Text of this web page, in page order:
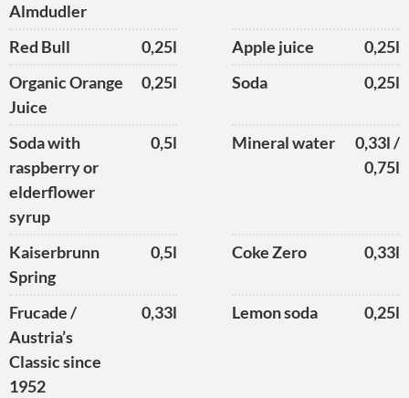
Almdudler
Red Bull 0,25l Apple juice
0,25l
Organic Orange
Juice
0,25l Soda 0,25l
Soda with
raspberry or
elderflower
syrup
0,5l Mineral water
0,33l /
0,75l
Kaiserbrunn
Spring
0,5l Coke Zero 0,33l
Frucade /
Austria’s
Classic since
1952
0,33l Lemon soda 0,25l